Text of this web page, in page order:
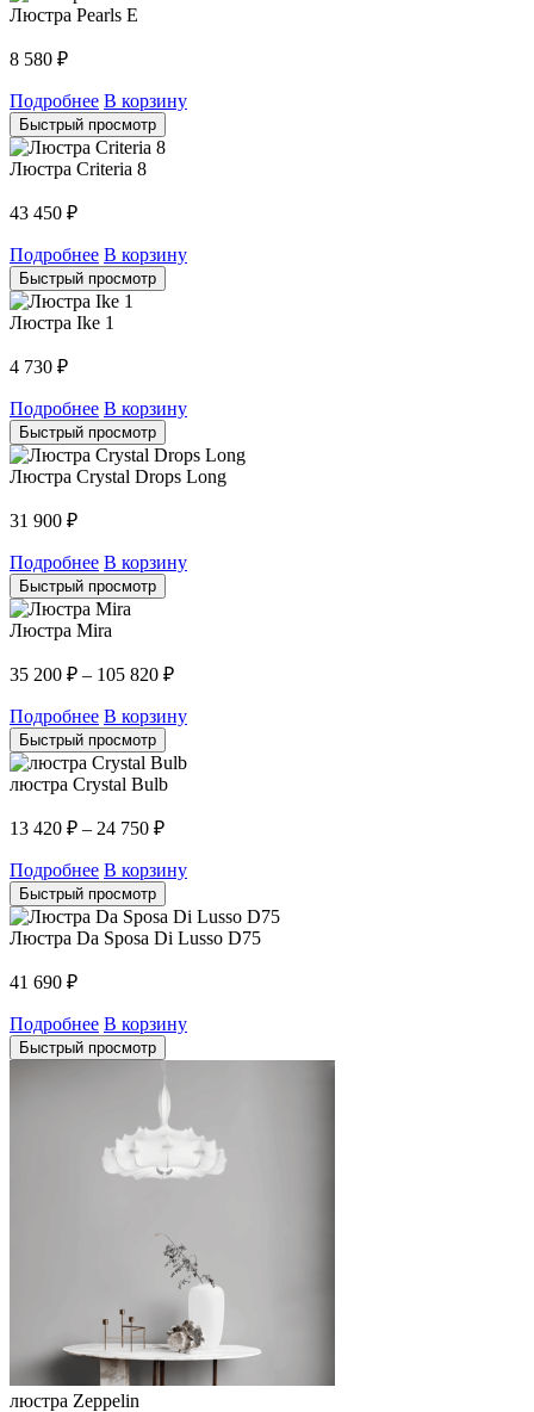
Люстра Pearls E
8 580 ₽
Подробнее В корзину
Быстрый просмотр
Люстра Criteria 8
43 450 ₽
Подробнее В корзину
Быстрый просмотр
Люстра Ike 1
4 730 ₽
Подробнее В корзину
Быстрый просмотр
Люстра Crystal Drops Long
31 900 ₽
Подробнее В корзину
Быстрый просмотр
Люстра Mira
35 200 ₽ – 105 820 ₽
Подробнее В корзину
Быстрый просмотр
люстра Crystal Bulb
13 420 ₽ – 24 750 ₽
Подробнее В корзину
Быстрый просмотр
Люстра Da Sposa Di Lusso D75
41 690 ₽
Подробнее В корзину
Быстрый просмотр
люстра Zeppelin